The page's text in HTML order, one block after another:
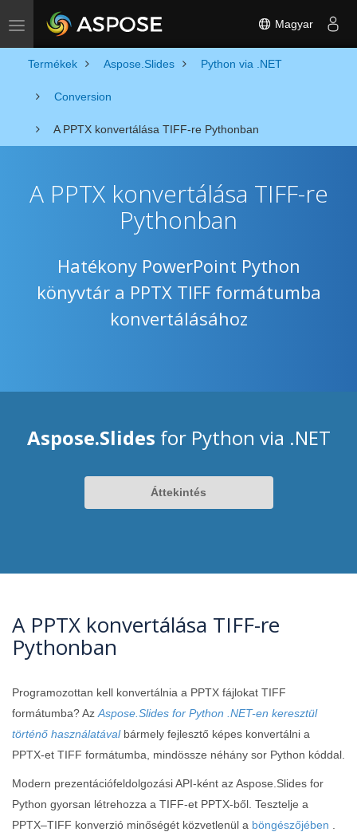
Toggle navigation Magyar
Termékek Aspose.Slides Python via .NET
Conversion
A PPTX konvertálása TIFF-re Pythonban
A PPTX konvertálása TIFF-re
Pythonban
Hatékony PowerPoint Python
könyvtár a PPTX TIFF formátumba
konvertálásához
Aspose.Slides for Python via .NET
Áttekintés
A PPTX konvertálása TIFF-re
Pythonban
Programozottan kell konvertálnia a PPTX fájlokat TIFF
formátumba? Az Aspose.Slides for Python .NET-en keresztül
történő használatávalbármely fejlesztő képes konvertálni a
PPTX-et TIFF formátumba, mindössze néhány sor Python kóddal.
Modern prezentációfeldolgozási API-ként az Aspose.Slides for
Python gyorsan létrehozza a TIFF-et PPTX-ből. Tesztelje a
PPTX–TIFF konverzió minőségét közvetlenül a böngészőjében